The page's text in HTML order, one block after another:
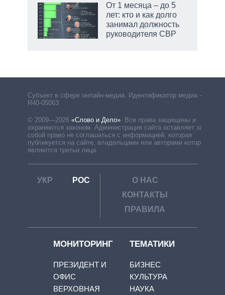
От 1 месяца – до 5
лет: кто и как долго
занимал должность
руководителя СВР
Субъект в сфере онлайн-медиа. Идентификатор медиа –
R40-05063
© 2009—2026 «Слово и Дело». Все права защищены и
охраняются законом. Администрация сайта оставляет за
собой право не соглашаться с информацией, которая
публикуется на сайте, владельцами или авторами которой
являются третьи лица.
УКР РОС
О НАС
КОНТАКТЫ
ПРАВИЛА
МОНИТОРИНГ
ПРЕЗИДЕНТ И
ОФИС
ВЕРХОВНАЯ
ТЕМАТИКИ
БИЗНЕС
КУЛЬТУРА
НАУКА